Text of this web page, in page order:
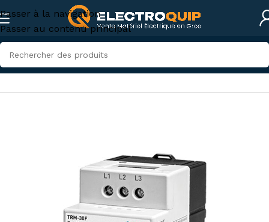
Passer à la navigation
Passer au contenu principal
Accueil/Eclairage/Relais et Temporisateurs